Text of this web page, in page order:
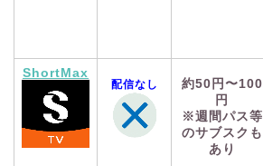
ShortMax
配信なし
約50円〜100
円
※週間パス等
のサブスクも
あり